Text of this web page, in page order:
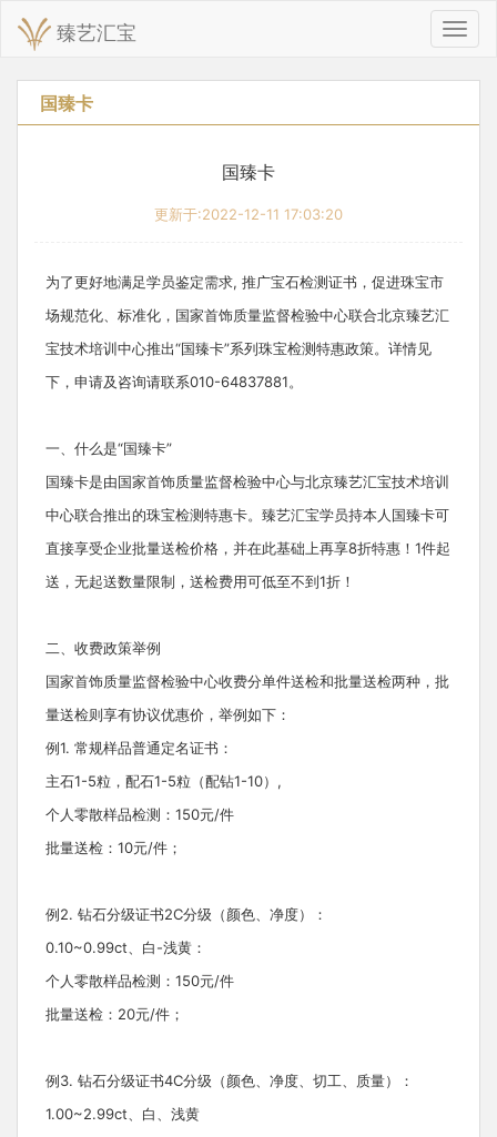
切
换
臻艺汇宝
国臻卡
国臻卡
更新于:2022-12-11 17:03:20
为了更好地满足学员鉴定需求, 推广宝石检测证书，促进珠宝市
场规范化、标准化，国家首饰质量监督检验中心联合北京臻艺汇
宝技术培训中心推出“国臻卡”系列珠宝检测特惠政策。详情见
下，申请及咨询请联系010-64837881。
一、什么是“国臻卡”
国臻卡是由国家首饰质量监督检验中心与北京臻艺汇宝技术培训
中心联合推出的珠宝检测特惠卡。臻艺汇宝学员持本人国臻卡可
直接享受企业批量送检价格，并在此基础上再享8折特惠！1件起
送，无起送数量限制，送检费用可低至不到1折！
二、收费政策举例
国家首饰质量监督检验中心收费分单件送检和批量送检两种，批
量送检则享有协议优惠价，举例如下：
例1. 常规样品普通定名证书：
主石1-5粒，配石1-5粒（配钻1-10）,
个人零散样品检测：150元/件
批量送检：10元/件；
例2. 钻石分级证书2C分级（颜色、净度）：
0.10~0.99ct、白-浅黄：
个人零散样品检测：150元/件
批量送检：20元/件；
例3. 钻石分级证书4C分级（颜色、净度、切工、质量）：
1.00~2.99ct、白、浅黄